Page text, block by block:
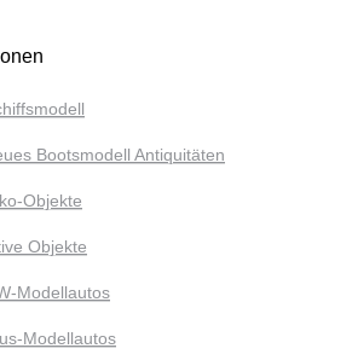
Bootsmodell Antiquitäten
Objekte
Objekte
Modellautos
Modellautos